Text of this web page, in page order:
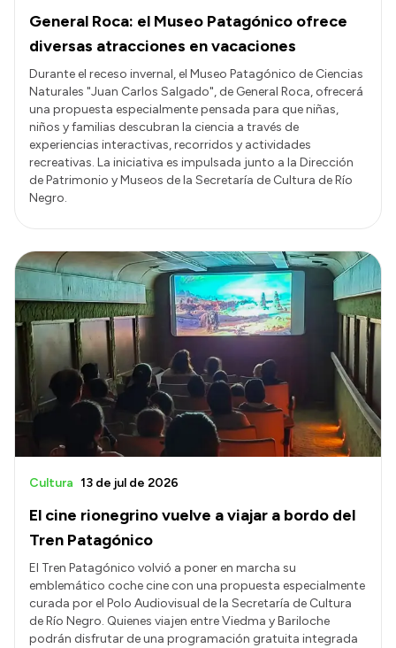
General Roca: el Museo Patagónico ofrece
diversas atracciones en vacaciones
Durante el receso invernal, el Museo Patagónico de Ciencias
Naturales "Juan Carlos Salgado", de General Roca, ofrecerá
una propuesta especialmente pensada para que niñas,
niños y familias descubran la ciencia a través de
experiencias interactivas, recorridos y actividades
recreativas. La iniciativa es impulsada junto a la Dirección
de Patrimonio y Museos de la Secretaría de Cultura de Río
Negro.
El cine rionegrino vuelve a viajar a bordo del
Tren Patagónico
Cultura 13 de jul de 2026
El Tren Patagónico volvió a poner en marcha su
emblemático coche cine con una propuesta especialmente
curada por el Polo Audiovisual de la Secretaría de Cultura
de Río Negro. Quienes viajen entre Viedma y Bariloche
podrán disfrutar de una programación gratuita integrada